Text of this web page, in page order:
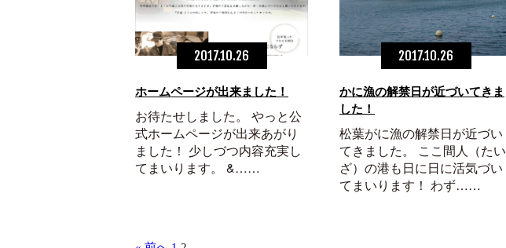
2017.10.26
ホームページが出来ました！
お待たせしました。 やっと公
式ホームページが出来あがり
ました！ 少しづつ内容充実し
てまいります。 &……
2017.10.26
かに漁の解禁日が近づいてきま
した！
松葉がに漁の解禁日が近づい
てきました。 ここ間人（たい
ざ）の港も日に日に活気づい
てまいります！ わず……